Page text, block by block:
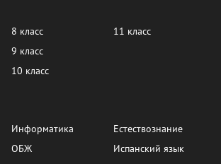
8 класс
9 класс
10 класс
11 класс
Информатика
ОБЖ
Естествознание
Испанский язык